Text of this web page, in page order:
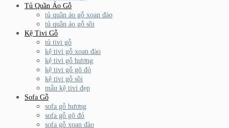
Tủ Quần Áo Gỗ
tủ quần áo gỗ xoan đào
tủ quần áo gỗ sồi
Kệ Tivi Gỗ
tủ tivi gỗ
kệ tivi gỗ xoan đào
kệ tivi gỗ hương
kệ tivi gỗ gõ đỏ
kệ tivi gỗ sồi
mẫu kệ tivi đẹp
Sofa Gỗ
sofa gỗ hương
sofa gỗ gõ đỏ
sofa gỗ xoan đào